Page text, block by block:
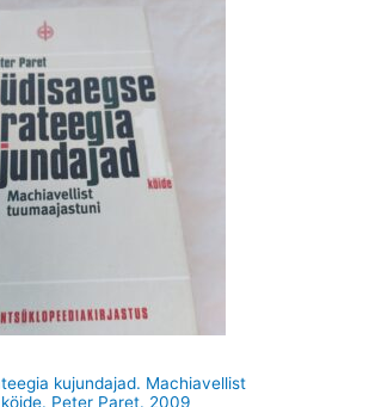
kujundajad. Machiavellist
Peter Paret. 2009